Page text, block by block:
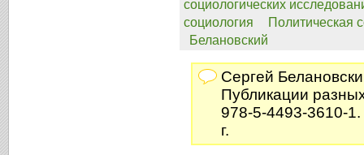
социологических
социология
Политическая
Белановский
Сергей
Публикации
978-5-4493-3610-
г.